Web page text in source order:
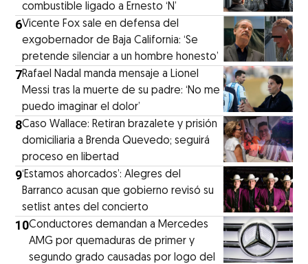
combustible ligado a Ernesto ‘N’
6Vicente Fox sale en defensa del
exgobernador de Baja California: ‘Se
pretende silenciar a un hombre honesto’
7Rafael Nadal manda mensaje a Lionel
Messi tras la muerte de su padre: ‘No me
puedo imaginar el dolor’
8Caso Wallace: Retiran brazalete y prisión
domiciliaria a Brenda Quevedo; seguirá
proceso en libertad
9‘Estamos ahorcados’: Alegres del
Barranco acusan que gobierno revisó su
setlist antes del concierto
10Conductores demandan a Mercedes
AMG por quemaduras de primer y
segundo grado causadas por logo del